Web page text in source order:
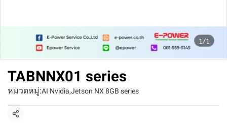
1/1
TABNNX01 series
หมวดหมู่:AI Nvidia,Jetson NX 8GB series
แชร์